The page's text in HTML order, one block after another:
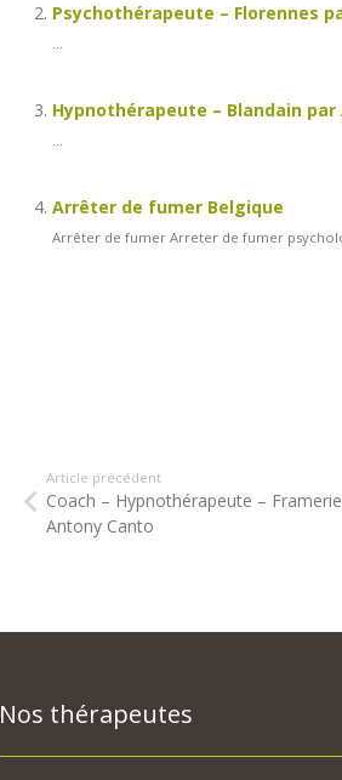
Psychothérapeute – Florennes
...
Hypnothérapeute – Blandain
...
Arrêter de fumer Belgique
Arrêter de fumer Arreter de fumer
Article précédent
Coach – Hypnothérapeute –
Antony Canto
Nos thérapeutes